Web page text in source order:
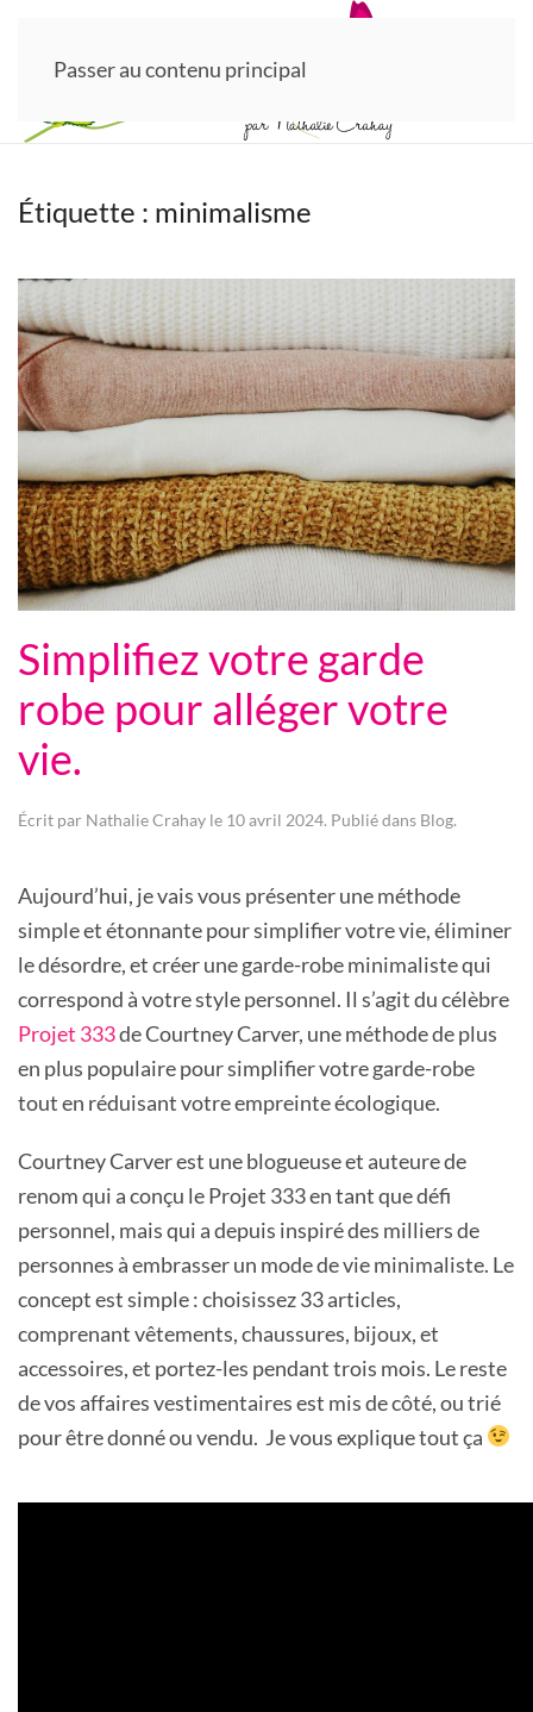
Passer au contenu principal
Étiquette : minimalisme
Simplifiez votre garde
robe pour alléger votre
vie.
Écrit par Nathalie Crahay le 10 avril 2024. Publié dans Blog.
Aujourd’hui, je vais vous présenter une méthode
simple et étonnante pour simplifier votre vie, éliminer
le désordre, et créer une garde-robe minimaliste qui
correspond à votre style personnel. Il s’agit du célèbre
Projet 333de Courtney Carver, une méthode de plus
en plus populaire pour simplifier votre garde-robe
tout en réduisant votre empreinte écologique.
Courtney Carver est une blogueuse et auteure de
renom qui a conçu le Projet 333 en tant que défi
personnel, mais qui a depuis inspiré des milliers de
personnes à embrasser un mode de vie minimaliste. Le
concept est simple : choisissez 33 articles,
comprenant vêtements, chaussures, bijoux, et
accessoires, et portez-les pendant trois mois. Le reste
de vos affaires vestimentaires est mis de côté, ou trié
pour être donné ou vendu. Je vous explique tout ça